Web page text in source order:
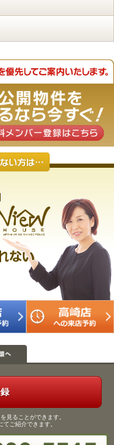
を見ることができます。
てご紹介できます。